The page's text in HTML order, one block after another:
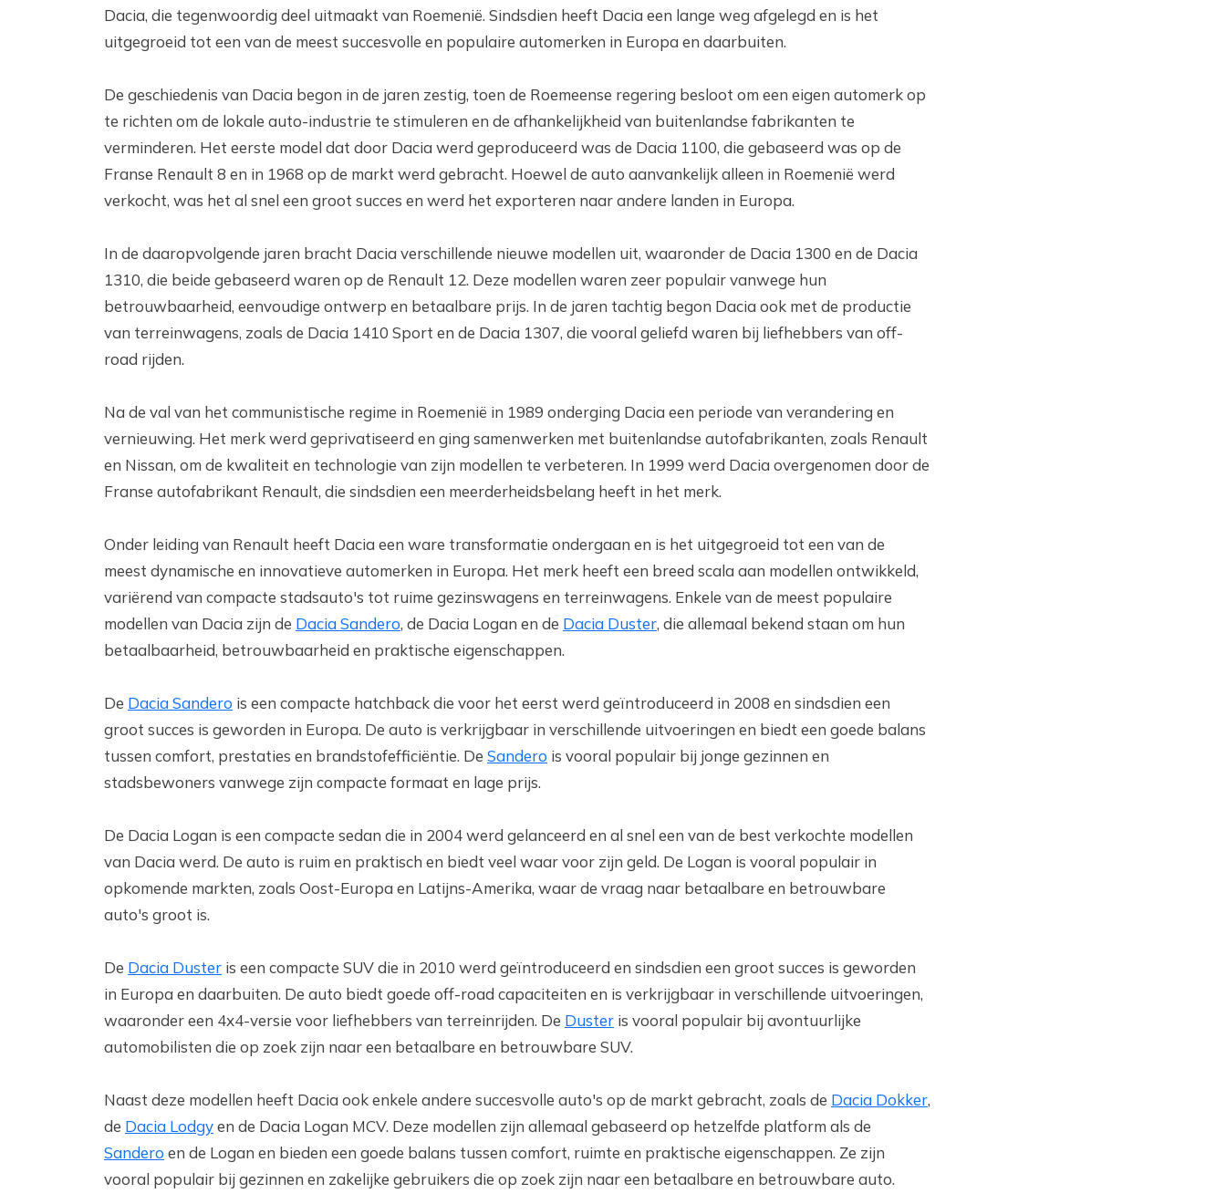
Dacia, die tegenwoordig deel uitmaakt van Roemenië. Sindsdien heeft Dacia een lange weg afgelegd en is het
uitgegroeid tot een van de meest succesvolle en populaire automerken in Europa en daarbuiten.
De geschiedenis van Dacia begon in de jaren zestig, toen de Roemeense regering besloot om een eigen automerk op
te richten om de lokale auto-industrie te stimuleren en de afhankelijkheid van buitenlandse fabrikanten te
verminderen. Het eerste model dat door Dacia werd geproduceerd was de Dacia 1100, die gebaseerd was op de
Franse Renault 8 en in 1968 op de markt werd gebracht. Hoewel de auto aanvankelijk alleen in Roemenië werd
verkocht, was het al snel een groot succes en werd het exporteren naar andere landen in Europa.
In de daaropvolgende jaren bracht Dacia verschillende nieuwe modellen uit, waaronder de Dacia 1300 en de Dacia
1310, die beide gebaseerd waren op de Renault 12. Deze modellen waren zeer populair vanwege hun
betrouwbaarheid, eenvoudige ontwerp en betaalbare prijs. In de jaren tachtig begon Dacia ook met de productie
van terreinwagens, zoals de Dacia 1410 Sport en de Dacia 1307, die vooral geliefd waren bij liefhebbers van off-
road rijden.
Na de val van het communistische regime in Roemenië in 1989 onderging Dacia een periode van verandering en
vernieuwing. Het merk werd geprivatiseerd en ging samenwerken met buitenlandse autofabrikanten, zoals Renault
en Nissan, om de kwaliteit en technologie van zijn modellen te verbeteren. In 1999 werd Dacia overgenomen door de
Franse autofabrikant Renault, die sindsdien een meerderheidsbelang heeft in het merk.
Onder leiding van Renault heeft Dacia een ware transformatie ondergaan en is het uitgegroeid tot een van de
meest dynamische en innovatieve automerken in Europa. Het merk heeft een breed scala aan modellen ontwikkeld,
variërend van compacte stadsauto's tot ruime gezinswagens en terreinwagens. Enkele van de meest populaire
modellen van Dacia zijn de Dacia Sandero, de Dacia Logan en de Dacia Duster, die allemaal bekend staan om hun
betaalbaarheid, betrouwbaarheid en praktische eigenschappen.
De Dacia Sandero is een compacte hatchback die voor het eerst werd geïntroduceerd in 2008 en sindsdien een
groot succes is geworden in Europa. De auto is verkrijgbaar in verschillende uitvoeringen en biedt een goede balans
tussen comfort, prestaties en brandstofefficiëntie. De Sandero is vooral populair bij jonge gezinnen en
stadsbewoners vanwege zijn compacte formaat en lage prijs.
De Dacia Logan is een compacte sedan die in 2004 werd gelanceerd en al snel een van de best verkochte modellen
van Dacia werd. De auto is ruim en praktisch en biedt veel waar voor zijn geld. De Logan is vooral populair in
opkomende markten, zoals Oost-Europa en Latijns-Amerika, waar de vraag naar betaalbare en betrouwbare
auto's groot is.
De Dacia Duster is een compacte SUV die in 2010 werd geïntroduceerd en sindsdien een groot succes is geworden
in Europa en daarbuiten. De auto biedt goede off-road capaciteiten en is verkrijgbaar in verschillende uitvoeringen,
waaronder een 4x4-versie voor liefhebbers van terreinrijden. De Duster is vooral populair bij avontuurlijke
automobilisten die op zoek zijn naar een betaalbare en betrouwbare SUV.
Naast deze modellen heeft Dacia ook enkele andere succesvolle auto's op de markt gebracht, zoals de Dacia Dokker,
de Dacia Lodgyen de Dacia Logan MCV. Deze modellen zijn allemaal gebaseerd op hetzelfde platform als de
Sandero en de Logan en bieden een goede balans tussen comfort, ruimte en praktische eigenschappen. Ze zijn
vooral populair bij gezinnen en zakelijke gebruikers die op zoek zijn naar een betaalbare en betrouwbare auto.